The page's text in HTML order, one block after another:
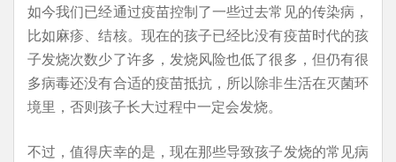
如今我们已经通过疫苗控制了一些过去常见的传染病，
比如麻疹、结核。现在的孩子已经比没有疫苗时代的孩
子发烧次数少了许多，发烧风险也低了很多，但仍有很
多病毒还没有合适的疫苗抵抗，所以除非生活在灭菌环
境里，否则孩子长大过程中一定会发烧。
不过，值得庆幸的是，现在那些导致孩子发烧的常见病